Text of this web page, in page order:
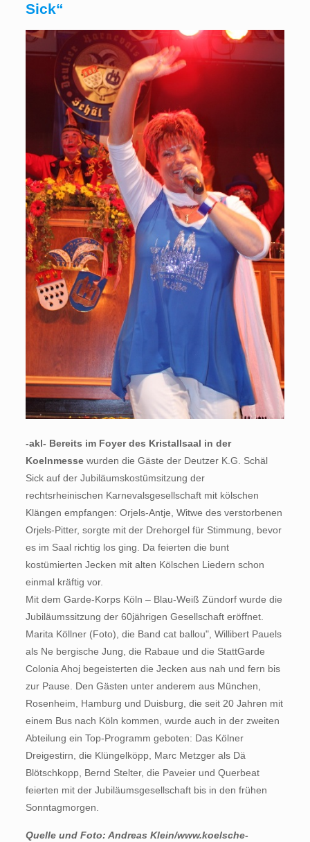
Sick“
-akl- Bereits im Foyer des Kristallsaal in der
Koelnmessewurden die Gäste der Deutzer K.G. Schäl
Sick auf der Jubiläumskostümsitzung der
rechtsrheinischen Karnevalsgesellschaft mit kölschen
Klängen empfangen: Orjels-Antje, Witwe des verstorbenen
Orjels-Pitter, sorgte mit der Drehorgel für Stimmung, bevor
es im Saal richtig los ging. Da feierten die bunt
kostümierten Jecken mit alten Kölschen Liedern schon
einmal kräftig vor.
Mit dem Garde-Korps Köln – Blau-Weiß Zündorf wurde die
Jubiläumssitzung der 60jährigen Gesellschaft eröffnet.
Marita Köllner (Foto), die Band cat ballou", Willibert Pauels
als Ne bergische Jung, die Rabaue und die StattGarde
Colonia Ahoj begeisterten die Jecken aus nah und fern bis
zur Pause. Den Gästen unter anderem aus München,
Rosenheim, Hamburg und Duisburg, die seit 20 Jahren mit
einem Bus nach Köln kommen, wurde auch in der zweiten
Abteilung ein Top-Programm geboten: Das Kölner
Dreigestirn, die Klüngelköpp, Marc Metzger als Dä
Blötschkopp, Bernd Stelter, die Paveier und Querbeat
feierten mit der Jubiläumsgesellschaft bis in den frühen
Sonntagmorgen.
Quelle und Foto: Andreas Klein/www.koelsche-